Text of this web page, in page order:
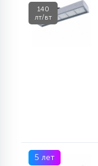
140
лт/вт
5 лет